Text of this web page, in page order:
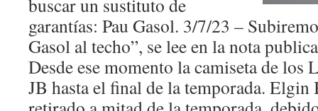
buscar un sustituto de
garantías: Pau Gasol. 3/7/23 –
Gasol al techo”, se lee en la nota
Desde ese momento la camiseta de los
JB hasta el final de la temporada. Elgin